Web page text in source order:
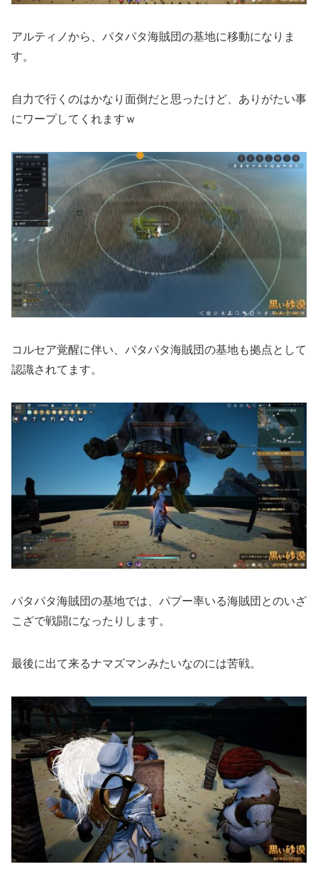
アルティノから、パタパタ海賊団の基地に移動になりま
す。
自力で行くのはかなり面倒だと思ったけど、ありがたい事
にワープしてくれますｗ
コルセア覚醒に伴い、パタパタ海賊団の基地も拠点として
認識されてます。
パタパタ海賊団の基地では、パプー率いる海賊団とのいざ
こざで戦闘になったりします。
最後に出て来るナマズマンみたいなのには苦戦。